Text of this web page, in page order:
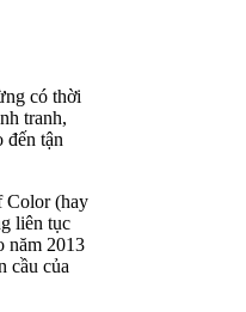
có thời
tranh,
đến tận
Color (hay
liên tục
năm 2013
cầu của